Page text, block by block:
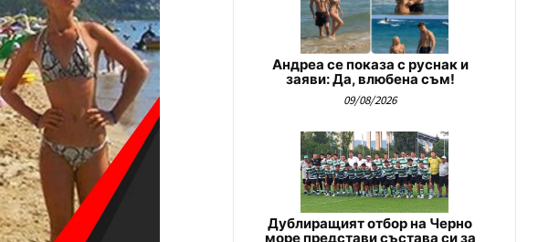
Андреа се показа с руснак и
заяви: Да, влюбена съм!
09/08/2026
Дублиращият отбор на Черно
море представи състава си за